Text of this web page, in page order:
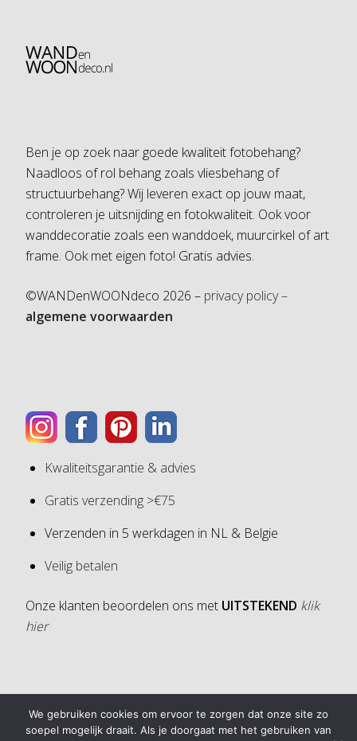
Ben je op zoek naar goede kwaliteit fotobehang?
Naadloos of rol behang zoals vliesbehang of
structuurbehang? Wij leveren exact op jouw maat,
controleren je uitsnijding en fotokwaliteit. Ook voor
wanddecoratie zoals een wanddoek, muurcirkel of art
frame. Ook met eigen foto! Gratis advies.
©WANDenWOONdeco 2026 – privacy policy –
algemene voorwaarden
Kwaliteitsgarantie & advies
Gratis verzending >€75
Verzenden in 5 werkdagen in NL & Belgie
Veilig betalen
Onze klanten beoordelen ons met UITSTEKEND klik
hier
4,6 van 5 sterren (op basis van 30 reviews)
We gebruiken cookies om ervoor te zorgen dat onze site zo
soepel mogelijk draait. Als je doorgaat met het gebruiken van